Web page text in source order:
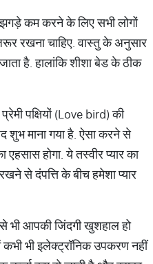
झगड़े कम करने के लिए सभी लोगों
रखना चाहिए. वास्तु के अनुसार
है. हालांकि शीशा बेड के ठीक
पक्षियों (Love bird) की
शुभ माना गया है. ऐसा करने से
होगा. ये तस्वीर प्यार का
से दंपत्ति के बीच हमेशा प्यार
भी आपकी जिंदगी खुशहाल हो
भी इलेक्ट्रॉनिक उपकरण नहीं